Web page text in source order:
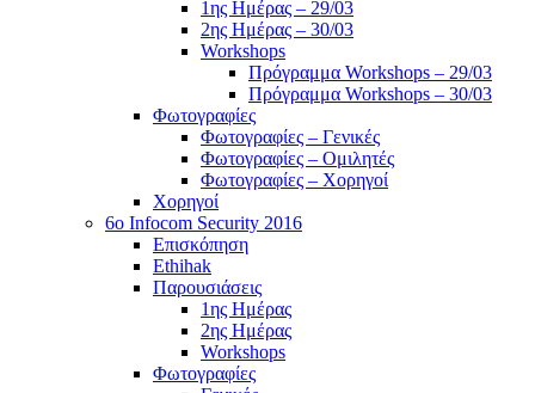
1ης Ημέρας – 29/03
2ης Ημέρας – 30/03
Workshops
Πρόγραμμα Workshops – 29/03
Πρόγραμμα Workshops – 30/03
Φωτογραφίες
Φωτογραφίες – Γενικές
Φωτογραφίες – Ομιλητές
Φωτογραφίες – Χορηγοί
Χορηγοί
6o Infocom Security 2016
Επισκόπηση
Ethihak
Παρουσιάσεις
1ης Ημέρας
2ης Ημέρας
Workshops
Φωτογραφίες